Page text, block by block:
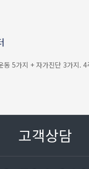
5가지 + 자가진단 3가지.
고객상담